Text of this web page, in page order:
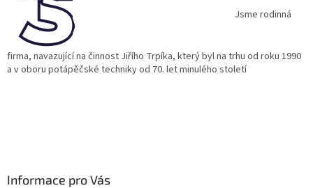
Jsme rodinná
firma, navazující na činnost Jiřího Trpíka, který byl na trhu od roku 1990
a v oboru potápěčské techniky od 70. let minulého století
Informace pro Vás